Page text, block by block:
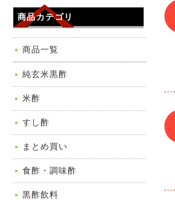
商品カテゴリ
商品一覧
純玄米黒酢
米酢
すし酢
まとめ買い
食酢・調味酢
黒酢飲料